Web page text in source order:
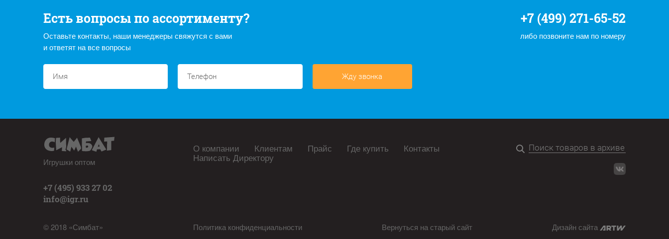
Есть вопросы по ассортименту?
Оставьте контакты, наши менеджеры свяжутся с вами
и ответят на все вопросы
+7 (499) 271-65-52
либо позвоните нам по номеру
Жду звонка
Игрушки оптом
+7 (495) 933 27 02
info@igr.ru
© 2018 «Симбат»
О компании Клиентам Прайс Где купить Контакты
Написать Директору
Политика конфиденциальности Вернуться на старый сайт Дизайн сайта